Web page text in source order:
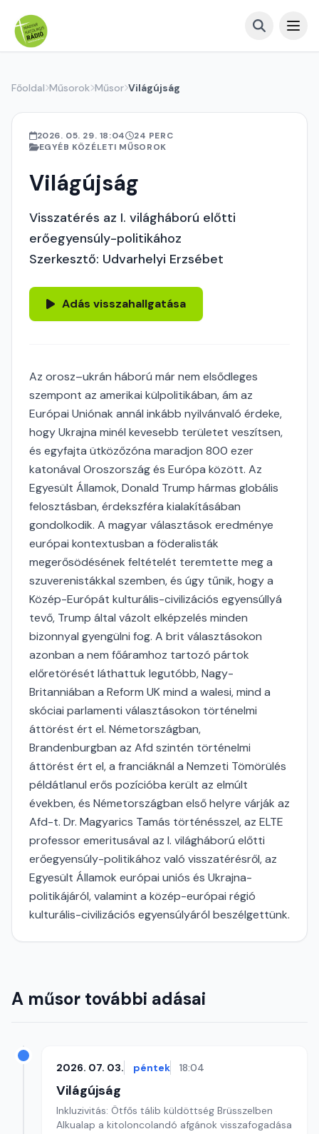
Főoldal Műsorok Műsor Világújság
2026. 05. 29. 18:04
24 PERC
EGYÉB KÖZÉLETI MŰSOROK
Világújság
Visszatérés az I. világháború előtti
erőegyensúly-politikához
Szerkesztő: Udvarhelyi Erzsébet
Adás visszahallgatása
Az orosz–ukrán háború már nem elsődleges
szempont az amerikai külpolitikában, ám az
Európai Uniónak annál inkább nyilvánvaló érdeke,
hogy Ukrajna minél kevesebb területet veszítsen,
és egyfajta ütközőzóna maradjon 800 ezer
katonával Oroszország és Európa között. Az
Egyesült Államok, Donald Trump hármas globális
felosztásban, érdekszféra kialakításában
gondolkodik. A magyar választások eredménye
európai kontextusban a föderalisták
megerősödésének feltételét teremtette meg a
szuverenistákkal szemben, és úgy tűnik, hogy a
Közép-Európát kulturális-civilizációs egyensúllyá
tevő, Trump által vázolt elképzelés minden
bizonnyal gyengülni fog. A brit választásokon
azonban a nem főáramhoz tartozó pártok
előretörését láthattuk legutóbb, Nagy-
Britanniában a Reform UK mind a walesi, mind a
skóciai parlamenti választásokon történelmi
áttörést ért el. Németországban,
Brandenburgban az Afd szintén történelmi
áttörést ért el, a franciáknál a Nemzeti Tömörülés
példátlanul erős pozícióba került az elmúlt
években, és Németországban első helyre várják az
Afd-t. Dr. Magyarics Tamás történésszel, az ELTE
professor emeritusával az I. világháború előtti
erőegyensúly-politikához való visszatérésről, az
Egyesült Államok európai uniós és Ukrajna-
politikájáról, valamint a közép-európai régió
kulturális-civilizációs egyensúlyáról beszélgettünk.
A műsor további adásai
2026. 07. 03. péntek 18:04
Világújság
Inkluzivitás: Ötfős tálib küldöttség Brüsszelben
Alkualap a kitoloncolandó afgánok visszafogadása